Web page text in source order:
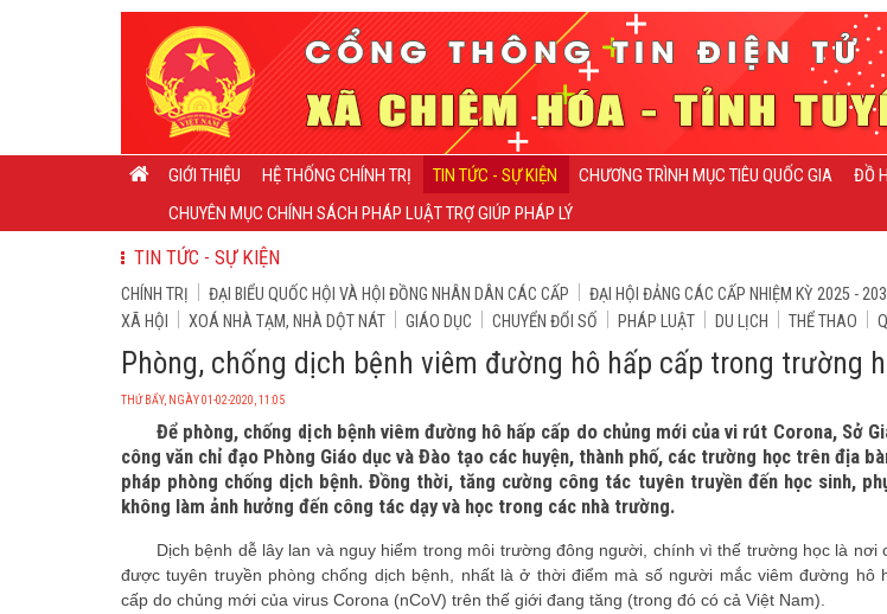
GIỚI THIỆU HỆ THỐNG CHÍNH TRỊ TIN TỨC - SỰ KIỆN CHƯƠNG TRÌNH MỤC TIÊU QUỐC GIA ĐỒ
CHUYÊN MỤC CHÍNH SÁCH PHÁP LUẬT TRỢ GIÚP PHÁP LÝ
TIN TỨC - SỰ KIỆN
CHÍNH TRỊ ĐẠI BIỂU QUỐC HỘI VÀ HỘI ĐỒNG NHÂN DÂN CÁC CẤP ĐẠI HỘI ĐẢNG CÁC CẤP NHIỆM KỲ 2025 -
XÃ HỘI
XOÁ NHÀ TẠM, NHÀ DỘT NÁT GIÁO DỤC CHUYỂN ĐỔI SỐ PHÁP LUẬT DU LỊCH THỂ THAO
Phòng, chống dịch bệnh viêm đường hô hấp cấp trong trường
THỨ BẨY, NGÀY 01-02-2020, 11:05
Để phòng, chống dịch bệnh viêm đường hô hấp cấp do chủng mới của vi rút Corona, Sở
công văn chỉ đạo Phòng Giáo dục và Đào tạo các huyện, thành phố, các trường học trên địa
pháp phòng chống dịch bệnh. Đồng thời, tăng cường công tác tuyên truyền đến học sinh,
không làm ảnh hưởng đến công tác dạy và học trong các nhà trường.
Dịch bệnh dễ lây lan và nguy hiểm trong môi trường đông người, chính vì thế trường học là nơi
được tuyên truyền phòng chống dịch bệnh, nhất là ở thời điểm mà số người mắc viêm đường hô
cấp do chủng mới của virus Corona (nCoV) trên thế giới đang tăng (trong đó có cả Việt Nam).